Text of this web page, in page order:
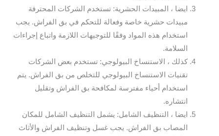
ايضا ، المبيدات الحشرية: تستخدم الشركات المحترفة
مبيدات حشرية خاصة وفعالة للتحكم في بق الفراش. يجب
استخدام هذه المواد وفقًا للتوجيهات اللازمة واتباع إجراءات
السلامة.
كذلك ، الاستنساخ البيولوجي: تستخدم بعض الشركات
تقنيات الاستنساخ البيولوجي للتخلص من بق الفراش. يتم
استخدام أحياء مفترسة لمكافحة بق الفراش وتقليل
انتشاره.
ايضا ، التنظيف الشامل: يشمل التنظيف الشامل للمكان
المصاب بق الفراش. يجب غسل وتنظيف الفراش والأثاث